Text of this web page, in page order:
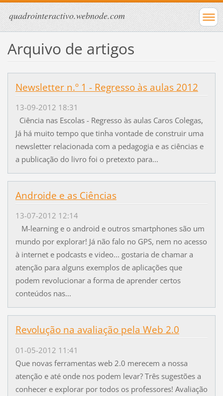
quadrointeractivo.webnode.com
Arquivo de artigos
Newsletter n.º 1 - Regresso às aulas 2012
13-09-2012 18:31
Ciência nas Escolas - Regresso às aulas Caros Colegas,
Já há muito tempo que tinha vontade de construir uma
newsletter relacionada com a pedagogia e as ciências e
a publicação do livro foi o pretexto para...
Androide e as Ciências
13-07-2012 12:14
M-learning e o android e outros smartphones são um
mundo por explorar! Já não falo no GPS, nem no acesso
à internet e podcasts e video... gostaria de chamar a
atenção para alguns exemplos de aplicações que
podem revolucionar a forma de aprender certos
conteúdos nas...
Revolução na avaliação pela Web 2.0
01-05-2012 11:41
Que novas ferramentas web 2.0 merecem a nossa
atenção e até onde nos podem levar? Três sugestões a
conhecer e explorar por todos os professores! Avaliação